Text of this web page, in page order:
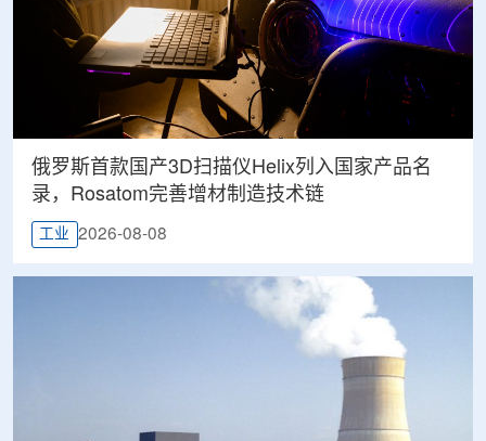
俄罗斯首款国产3D扫描仪Helix列入国家产品名
录，Rosatom完善增材制造技术链
工业 2026-08-08